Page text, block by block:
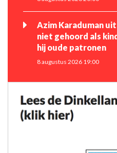
Azim Karaduman
niet gehoord als
hij oude patronen
8 augustus 2026 19:00